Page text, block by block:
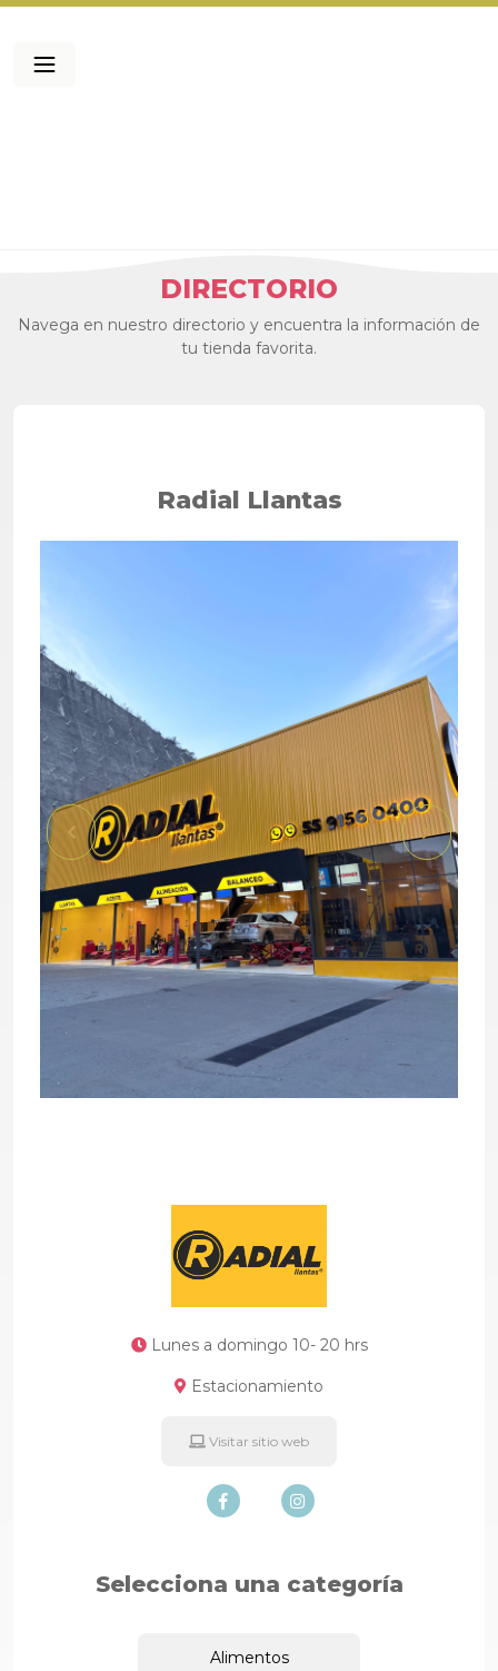
DIRECTORIO
Navega en nuestro directorio y encuentra la información de
tu tienda favorita.
Radial Llantas
Lunes a domingo 10- 20 hrs
Estacionamiento
Visitar sitio web
Selecciona una categoría
Alimentos